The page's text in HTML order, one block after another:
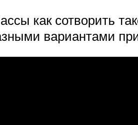
как сотворить
вариантами